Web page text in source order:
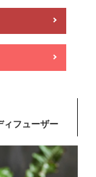
ィフューザー